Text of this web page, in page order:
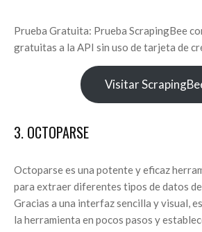
Prueba Gratuita: Prueba ScrapingBee
gratuitas a la API sin uso de tarjeta de
Visitar
3. OCTOPARSE
Octoparse es una potente y eficaz
para extraer diferentes tipos de datos
Gracias a una interfaz sencilla y visual,
la herramienta en pocos pasos y